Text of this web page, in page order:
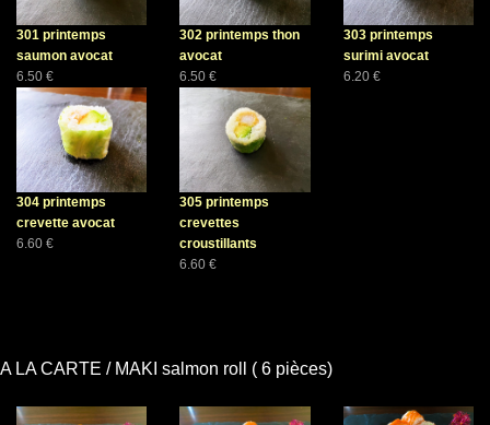
301 printemps
saumon avocat
6.50 €
302 printemps thon
avocat
6.50 €
303 printemps
surimi avocat
6.20 €
304 printemps
crevette avocat
6.60 €
305 printemps
crevettes
croustillants
6.60 €
A LA CARTE / MAKI salmon roll ( 6 pièces)